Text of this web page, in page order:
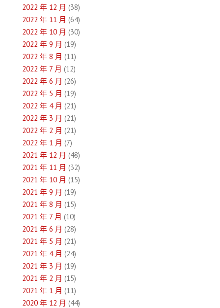
2022 年 12 月 (38)
2022 年 11 月 (64)
2022 年 10 月 (30)
2022 年 9 月 (19)
2022 年 8 月 (11)
2022 年 7 月 (12)
2022 年 6 月 (26)
2022 年 5 月 (19)
2022 年 4 月 (21)
2022 年 3 月 (21)
2022 年 2 月 (21)
2022 年 1 月 (7)
2021 年 12 月 (48)
2021 年 11 月 (32)
2021 年 10 月 (15)
2021 年 9 月 (19)
2021 年 8 月 (15)
2021 年 7 月 (10)
2021 年 6 月 (28)
2021 年 5 月 (21)
2021 年 4 月 (24)
2021 年 3 月 (19)
2021 年 2 月 (15)
2021 年 1 月 (11)
2020 年 12 月 (44)